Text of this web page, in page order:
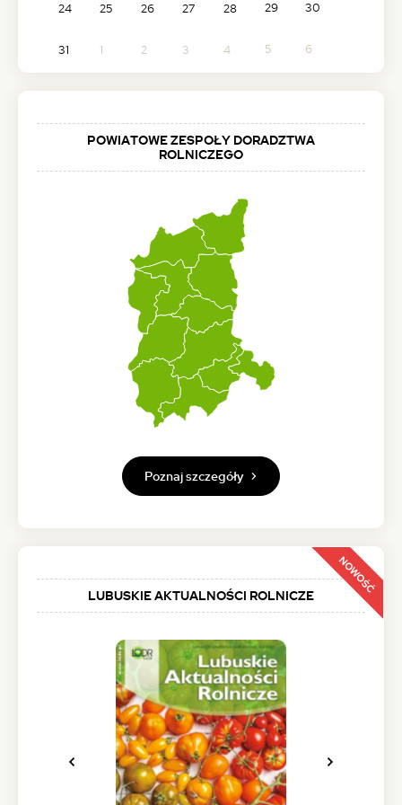
24 25 26 27 28 29 30
31 1 2 3 4 5 6
POWIATOWE ZESPOŁY DORADZTWA
ROLNICZEGO
Poznaj szczegóły
LUBUSKIE AKTUALNOŚCI ROLNICZE
Poprzednie
Następne
NOWOŚĆ